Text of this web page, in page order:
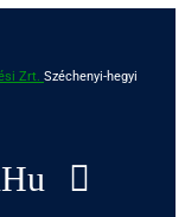
Zrt. Széchenyi-hegyi